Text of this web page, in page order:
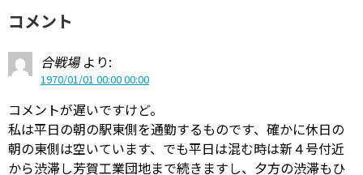
コメント
合戦場 より:
1970/01/01 00:00 00:00
コメントが遅いですけど。
私は平日の朝の駅東側を通勤するものです、確かに休日の
朝の東側は空いています、でも平日は混む時は新４号付近
から渋滞し芳賀工業団地まで続きますし、夕方の渋滞もひ